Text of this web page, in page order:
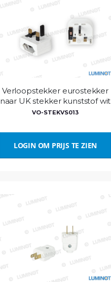
Verloopstekker eurostekker
naar UK stekker kunststof wit
VO-STEKVS013
LOGIN OM PRIJS TE ZIEN